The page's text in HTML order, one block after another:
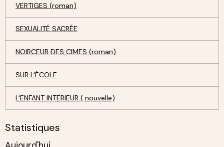
VERTIGES (roman)
SEXUALITÉ SACRÉE
NOIRCEUR DES CIMES (roman)
SUR L'ÉCOLE
L'ENFANT INTERIEUR ( nouvelle)
Statistiques
Aujourd'hui